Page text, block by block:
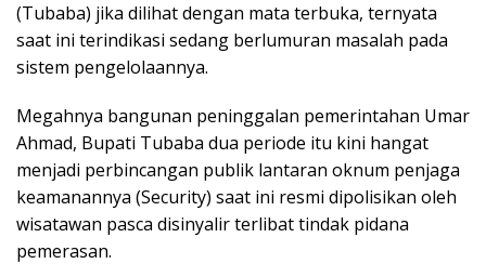
(Tubaba) jika dilihat dengan mata terbuka, ternyata
saat ini terindikasi sedang berlumuran masalah pada
sistem pengelolaannya.
Megahnya bangunan peninggalan pemerintahan Umar
Ahmad, Bupati Tubaba dua periode itu kini hangat
menjadi perbincangan publik lantaran oknum penjaga
keamanannya (Security) saat ini resmi dipolisikan oleh
wisatawan pasca disinyalir terlibat tindak pidana
pemerasan.